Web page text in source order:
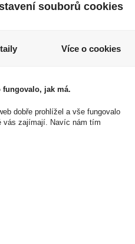
Rolovačka OCB
60 Kč
souborů cookies
Více o cookies
fungovalo, jak má.
dobře prohlížel a vše fungovalo
vás zajímají. Navíc nám tím